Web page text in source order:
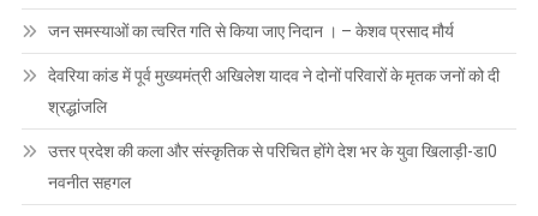
जन समस्याओं का त्वरित गति से किया जाए निदान । – केशव प्रसाद मौर्य
देवरिया कांड में पूर्व मुख्यमंत्री अखिलेश यादव ने दोनों परिवारों के मृतक जनों को दी
श्रद्धांजलि
उत्तर प्रदेश की कला और संस्कृतिक से परिचित होंगे देश भर के युवा खिलाड़ी-डा0
नवनीत सहगल